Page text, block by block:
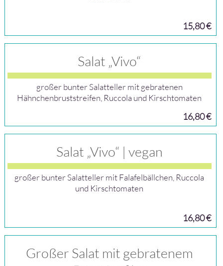
15,80 €
Salat „Vivo“
großer bunter Salatteller mit gebratenen
Hähnchenbruststreifen, Ruccola und Kirschtomaten
16,80 €
Salat „Vivo“ | vegan
großer bunter Salatteller mit Falafelbällchen, Ruccola
und Kirschtomaten
16,80 €
Großer Salat mit gebratenem